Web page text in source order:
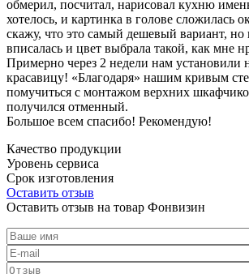
обмерил, посчитал, нарисовал кухню
хотелось, и картинка в голове сложилась
скажу, что это самый дешевый вариант, но
вписалась и цвет выбрала такой, как мне
Примерно через 2 недели нам
красавицу! «Благодаря» нашим кривым
помучиться с монтажом верхних
получился отменный.
Большое всем спасибо! Рекомендую!
Качество продукции
Уровень сервиса
Срок изготовления
Оставить отзыв
Оставить отзыв на товар Фонвизин